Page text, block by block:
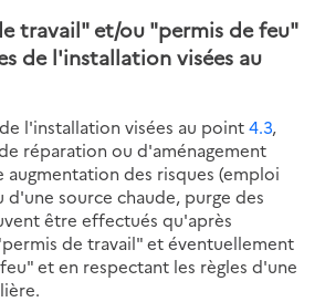
travail" et/ou "permis de feu"
de l'installation visées au
l'installation visées au point4.3,
réparation ou d'aménagement
augmentation des risques (emploi
source chaude, purge des
être effectués qu'après
de travail" et éventuellement
et en respectant les règles d'une